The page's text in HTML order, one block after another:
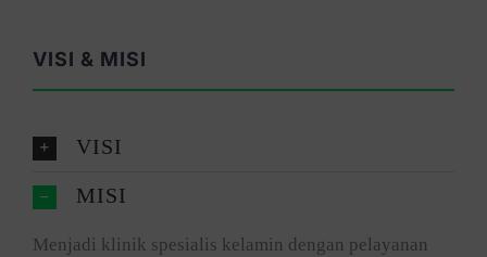
VISI & MISI
VISI
MISI
Menjadi klinik spesialis kelamin dengan pelayanan